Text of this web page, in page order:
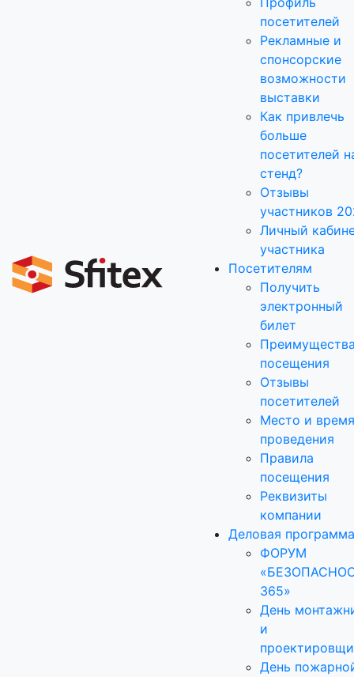
посетителей
Рекламные и
спонсорские
возможности
выставки
Как привлечь
больше
посетителей
стенд?
Отзывы
участников
Личный
участника
Посетителям
Получить
электронный
билет
посещения
Отзывы
посетителей
Место и время
проведения
Правила
посещения
Реквизиты
компании
Деловая программа
ФОРУМ
365»
День
и
День